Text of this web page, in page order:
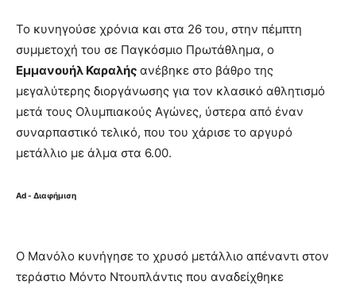
Το κυνηγούσε χρόνια και στα 26 του, στην πέμπτη
συμμετοχή του σε Παγκόσμιο Πρωτάθλημα, ο
Εμμανουήλ Καραλής ανέβηκε στο βάθρο της
μεγαλύτερης διοργάνωσης για τον κλασικό αθλητισμό
μετά τους Ολυμπιακούς Αγώνες, ύστερα από έναν
συναρπαστικό τελικό, που του χάρισε το αργυρό
μετάλλιο με άλμα στα 6.00.
Ad - Διαφήμιση
Ο Μανόλο κυνήγησε το χρυσό μετάλλιο απέναντι στον
τεράστιο Μόντο Ντουπλάντις που αναδείχθηκε